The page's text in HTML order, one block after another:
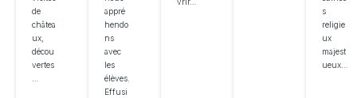
de
châtea
ux,
décou
vertes
appré
hendo
ns
avec
les
élèves.
Effusi
s
religie
ux
majest
ueux…